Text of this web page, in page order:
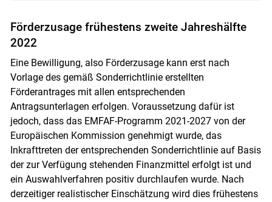
Förderzusage frühestens zweite Jahreshälfte
2022
Eine Bewilligung, also Förderzusage kann erst nach
Vorlage des gemäß Sonderrichtlinie erstellten
Förderantrages mit allen entsprechenden
Antragsunterlagen erfolgen. Voraussetzung dafür ist
jedoch, dass das EMFAF-Programm 2021-2027 von der
Europäischen Kommission genehmigt wurde, das
Inkrafttreten der entsprechenden Sonderrichtlinie auf Basis
der zur Verfügung stehenden Finanzmittel erfolgt ist und
ein Auswahlverfahren positiv durchlaufen wurde. Nach
derzeitiger realistischer Einschätzung wird dies frühestens